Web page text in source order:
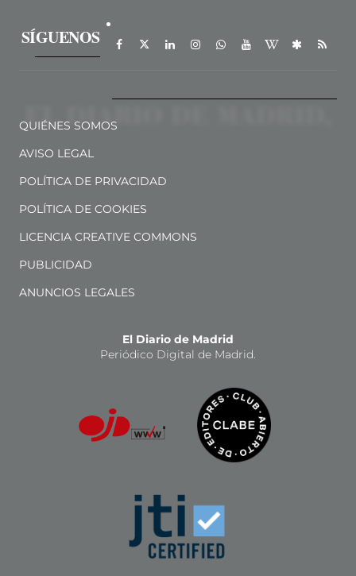
SÍGUENOS
QUIÉNES SOMOS
AVISO LEGAL
POLÍTICA DE PRIVACIDAD
POLÍTICA DE COOKIES
LICENCIA CREATIVE COMMONS
PUBLICIDAD
ANUNCIOS LEGALES
El Diario de Madrid
Periódico Digital de Madrid.